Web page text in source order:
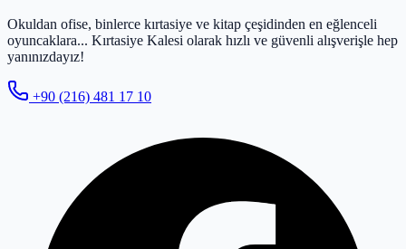
Okuldan ofise, binlerce kırtasiye ve kitap çeşidinden en eğlenceli
oyuncaklara... Kırtasiye Kalesi olarak hızlı ve güvenli alışverişle hep
yanınızdayız!
+90 (216) 481 17 10